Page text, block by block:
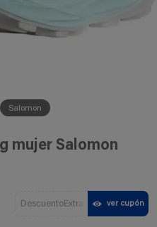
Salomon
mujer Salomon
DescuentoExtra ver cupón